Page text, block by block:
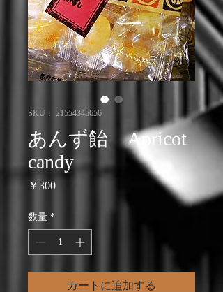
SKU： 21554345656
あんず飴 Apricot
candy
￥300価
数量 *
カートに追加する